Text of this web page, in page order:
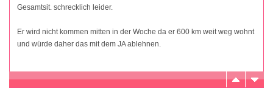
Gesamtsit. schrecklich leider.
Er wird nicht kommen mitten in der Woche da er 600 km weit weg wohnt
und würde daher das mit dem JA ablehnen.